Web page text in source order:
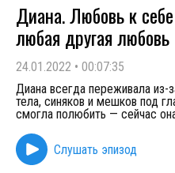
Диана. Любовь к
любая другая любовь
24.01.2022 • 00:07:35
Диана всегда переживала из-
тела, синяков и мешков под
смогла полюбить — сейчас
Слушать эпизод